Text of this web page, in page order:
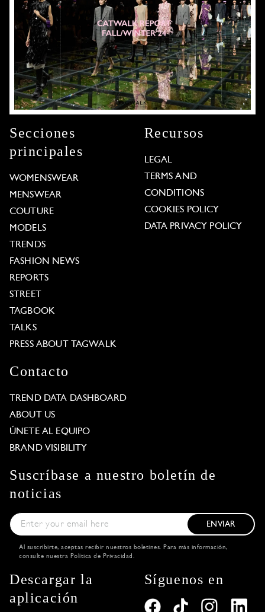
Secciones
principales
WOMENSWEAR
MENSWEAR
COUTURE
MODELS
TRENDS
FASHION NEWS
REPORTS
STREET
TAGBOOK
TALKS
PRESS ABOUT TAGWALK
Recursos
LEGAL
TERMS AND
CONDITIONS
COOKIES POLICY
DATA PRIVACY POLICY
Contacto
TREND DATA DASHBOARD
ABOUT US
ÚNETE AL EQUIPO
BRAND VISIBILITY
Suscríbase a nuestro boletín de
noticias
ENVIAR
Al suscribirte, aceptas recibir nuestros boletines. Para más información,
consulte nuestra Política de Privacidad .
Descargar la
aplicación
Síguenos en